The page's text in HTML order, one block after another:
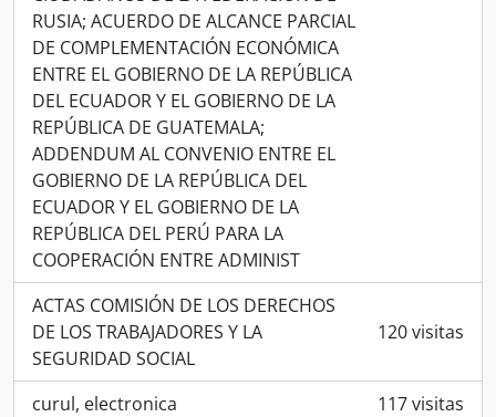
RUSIA; ACUERDO DE ALCANCE PARCIAL
DE COMPLEMENTACIÓN ECONÓMICA
ENTRE EL GOBIERNO DE LA REPÚBLICA
DEL ECUADOR Y EL GOBIERNO DE LA
REPÚBLICA DE GUATEMALA;
ADDENDUM AL CONVENIO ENTRE EL
GOBIERNO DE LA REPÚBLICA DEL
ECUADOR Y EL GOBIERNO DE LA
REPÚBLICA DEL PERÚ PARA LA
COOPERACIÓN ENTRE ADMINIST
ACTAS COMISIÓN DE LOS DERECHOS
DE LOS TRABAJADORES Y LA
SEGURIDAD SOCIAL
120 visitas
curul, electronica
117 visitas